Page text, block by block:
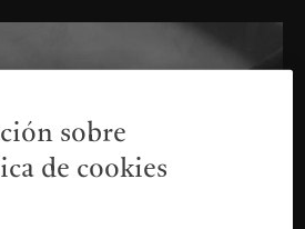
sobre
de cookies